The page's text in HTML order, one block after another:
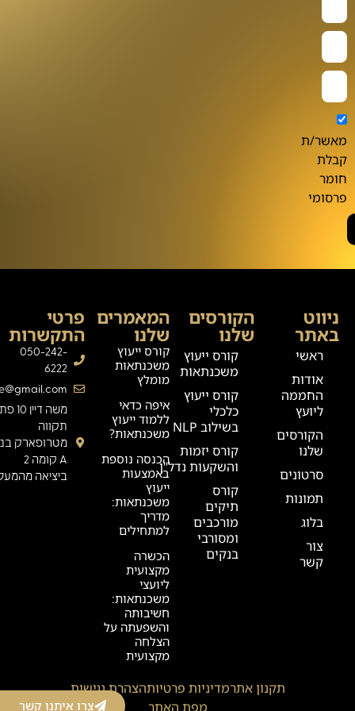
מאשר/ת
קבלת
חומר
פרסומי
הקורסים
שלנו
קורס ייעוץ
משכנתאות
קורס ייעוץ
כלכלי
בשילוב NLP
קורס יזמות
והשקעות נדל"ן
קורס
תיקים
מורכבים
ומסורבי
בנקים
המאמרים
שלנו
קורס ייעוץ
משכנתאות
מומלץ
איפה כדאי
ללמוד ייעוץ
משכנתאות?
הכנסה נוספת
באמצעות
ייעוץ
משכנתאות:
מדריך
למתחילים
הכשרה
מקצועית
ליועצי
משכנתאות:
חשיבותה
והשפעתה על
הצלחה
מקצועית
ניווט
באתר
ראשי
אודות
החממה
ליועץ
הקורסים
שלנו
סרטונים
תמונות
בלוג
צור
קשר
פרטי
התקשרות
050-242-
6222
משה
תקווה
מטרופארק
A קומה 2
ביציאה
תקנון אתרמדיניות פרטיותהצהרת נגישות
מפת האתר
צרו איתנו קשר